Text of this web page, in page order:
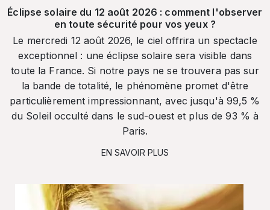
Éclipse solaire du 12 août 2026 : comment l'observer
en toute sécurité pour vos yeux ?
Le mercredi 12 août 2026, le ciel offrira un spectacle
exceptionnel : une éclipse solaire sera visible dans
toute la France. Si notre pays ne se trouvera pas sur
la bande de totalité, le phénomène promet d'être
particulièrement impressionnant, avec jusqu'à 99,5 %
du Soleil occulté dans le sud-ouest et plus de 93 % à
Paris.
EN SAVOIR PLUS